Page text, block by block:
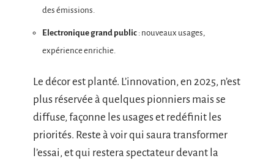
des émissions.
Electronique grand public : nouveaux usages,
expérience enrichie.
Le décor est planté. L’innovation, en 2025, n’est
plus réservée à quelques pionniers mais se
diffuse, façonne les usages et redéfinit les
priorités. Reste à voir qui saura transformer
l’essai, et qui restera spectateur devant la